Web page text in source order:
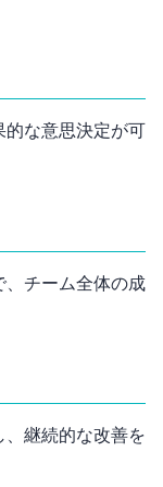
な意思決定が可
、チーム全体の成
、継続的な改善を